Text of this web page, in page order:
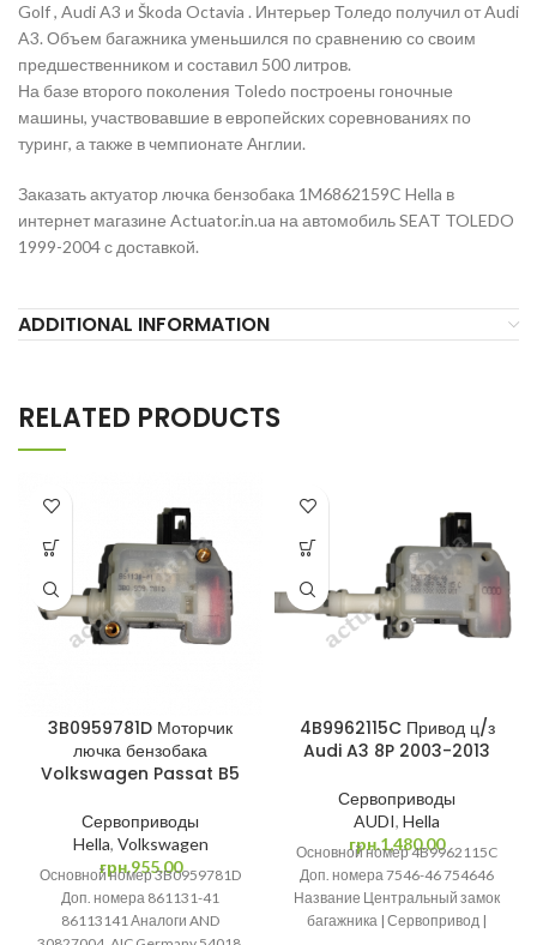
Golf , Audi A3 и Škoda Octavia . Интерьер Толедо получил от Audi
A3. Объем багажника уменьшился по сравнению со своим
предшественником и составил 500 литров.
На базе второго поколения Toledo построены гоночные
машины, участвовавшие в европейских соревнованиях по
туринг, а также в чемпионате Англии.
Заказать актуатор лючка бензобака 1M6862159C Hella в
интернет магазине Actuator.in.ua на автомобиль SEAT TOLEDO
1999-2004 с доставкой.
ADDITIONAL INFORMATION
RELATED PRODUCTS
3B0959781D Моторчик
лючка бензобака
Volkswagen Passat B5
Сервоприводы
Hella, Volkswagen
грн.955.00
Основной номер 3B0959781D
Доп. номера 861131-41
86113141 Аналоги AND
4B9962115C Привод ц/з
Audi A3 8P 2003-2013
Сервоприводы
AUDI, Hella
грн.1,480.00
Основной номер 4B9962115C
Доп. номера 7546-46 754646
Название Центральный замок
багажника | Сервопривод |